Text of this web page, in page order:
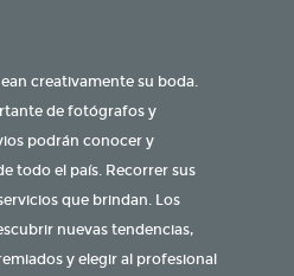
creativamente su boda.
de fotógrafos y
podrán conocer y
todo el país. Recorrer sus
que brindan. Los
nuevas tendencias,
y elegir al profesional